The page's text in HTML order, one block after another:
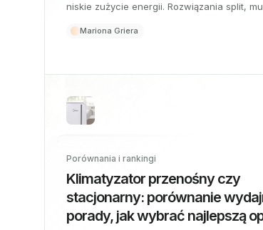
niskie zużycie energii. Rozwiązania split,
sterowaniem i maksymalną trwałością.
Mariona Griera
Porównania i rankingi
Klimatyzator przenośny czy
stacjonarny: porównanie
porady, jak wybrać najlepszą